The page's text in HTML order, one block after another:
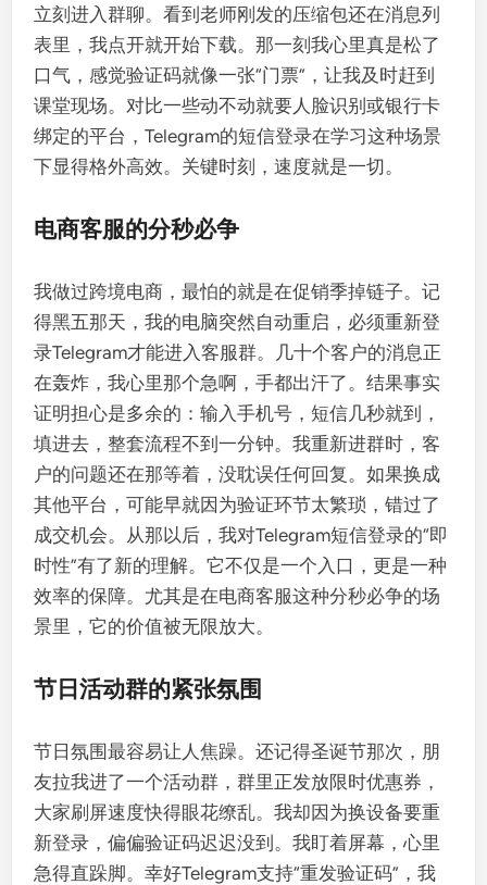
立刻进入群聊。看到老师刚发的压缩包还在消息列
表里，我点开就开始下载。那一刻我心里真是松了
口气，感觉验证码就像一张“门票”，让我及时赶到
课堂现场。对比一些动不动就要人脸识别或银行卡
绑定的平台，Telegram的短信登录在学习这种场景
下显得格外高效。关键时刻，速度就是一切。
电商客服的分秒必争
我做过跨境电商，最怕的就是在促销季掉链子。记
得黑五那天，我的电脑突然自动重启，必须重新登
录Telegram才能进入客服群。几十个客户的消息正
在轰炸，我心里那个急啊，手都出汗了。结果事实
证明担心是多余的：输入手机号，短信几秒就到，
填进去，整套流程不到一分钟。我重新进群时，客
户的问题还在那等着，没耽误任何回复。如果换成
其他平台，可能早就因为验证环节太繁琐，错过了
成交机会。从那以后，我对Telegram短信登录的“即
时性”有了新的理解。它不仅是一个入口，更是一种
效率的保障。尤其是在电商客服这种分秒必争的场
景里，它的价值被无限放大。
节日活动群的紧张氛围
节日氛围最容易让人焦躁。还记得圣诞节那次，朋
友拉我进了一个活动群，群里正发放限时优惠券，
大家刷屏速度快得眼花缭乱。我却因为换设备要重
新登录，偏偏验证码迟迟没到。我盯着屏幕，心里
急得直跺脚。幸好Telegram支持“重发验证码”，我